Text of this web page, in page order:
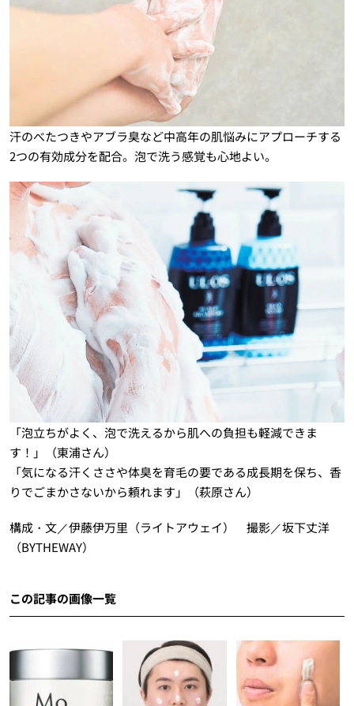
汗のべたつきやアブラ臭など中高年の肌悩みにアプローチする
2つの有効成分を配合。泡で洗う感覚も心地よい。
「泡立ちがよく、泡で洗えるから肌への負担も軽減できま
す！」（東浦さん）
「気になる汗くささや体臭を育毛の要である成長期を保ち、香
りでごまかさないから頼れます」（萩原さん）
構成・文／伊藤伊万里（ライトアウェイ） 撮影／坂下丈洋
（BYTHEWAY）
この記事の画像一覧